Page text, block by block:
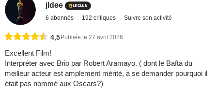
jldee
6 abonnés 192 critiques Suivre son activité
4,5 Publiée le 27 avril 2026
Excellent Film!
Interpréter avec Brio par Robert Aramayo. ( dont le Bafta du
meilleur acteur est amplement mérité, à se demander pourquoi il
était pas nommé aux Oscars?)